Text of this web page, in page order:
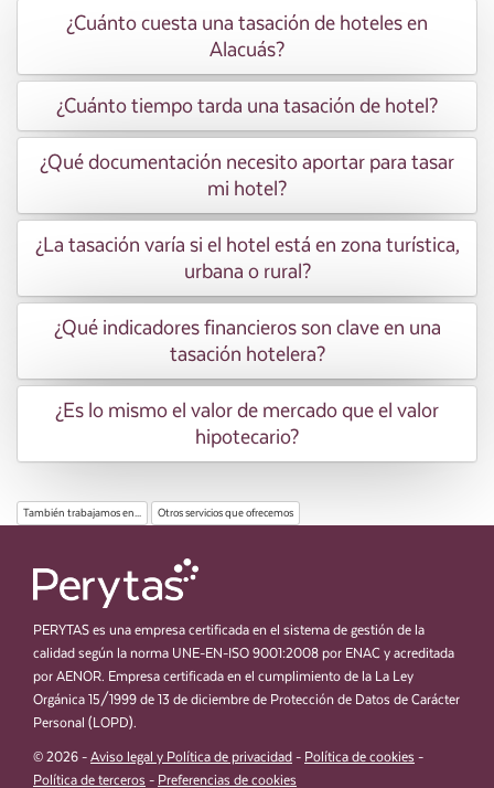
¿Cuánto cuesta una tasación de hoteles en
Alacuás?
¿Cuánto tiempo tarda una tasación de hotel?
¿Qué documentación necesito aportar para tasar
mi hotel?
¿La tasación varía si el hotel está en zona turística,
urbana o rural?
¿Qué indicadores financieros son clave en una
tasación hotelera?
¿Es lo mismo el valor de mercado que el valor
hipotecario?
También trabajamos en... Otros servicios que ofrecemos
PERYTAS es una empresa certificada en el sistema de gestión de la
calidad según la norma UNE-EN-ISO 9001:2008 por ENAC y acreditada
por AENOR. Empresa certificada en el cumplimiento de la La Ley
Orgánica 15/1999 de 13 de diciembre de Protección de Datos de Carácter
Personal (LOPD).
© 2026 - Aviso legal y Política de privacidad - Política de cookies -
Política de terceros - Preferencias de cookies